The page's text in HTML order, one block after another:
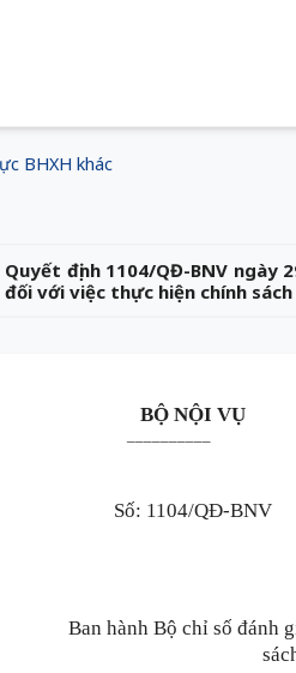
BHXH khác
Quyết định 1104/QĐ-BNV ngày
đối với việc thực hiện chính
BỘ NỘI VỤ
Số: 1104/QĐ-BNV
Ban hành Bộ chỉ số đánh